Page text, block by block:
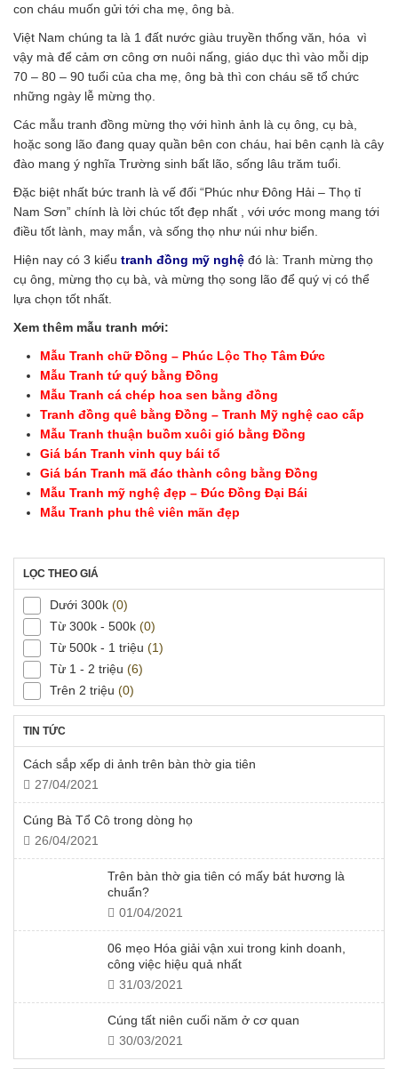
con cháu muốn gửi tới cha mẹ, ông bà.
Việt Nam chúng ta là 1 đất nước giàu truyền thống văn, hóa vì
vậy mà để cảm ơn công ơn nuôi nấng, giáo dục thì vào mỗi dịp
70 – 80 – 90 tuổi của cha mẹ, ông bà thì con cháu sẽ tổ chức
những ngày lễ mừng thọ.
Các mẫu tranh đồng mừng thọ với hình ảnh là cụ ông, cụ bà,
hoặc song lão đang quay quần bên con cháu, hai bên cạnh là cây
đào mang ý nghĩa Trường sinh bất lão, sống lâu trăm tuổi.
Đặc biệt nhất bức tranh là vế đối “Phúc như Đông Hải – Thọ tỉ
Nam Sơn” chính là lời chúc tốt đẹp nhất , với ước mong mang tới
điều tốt lành, may mắn, và sống thọ như núi như biển.
Hiện nay có 3 kiểu tranh đồng mỹ nghệ đó là: Tranh mừng thọ
cụ ông, mừng thọ cụ bà, và mừng thọ song lão để quý vị có thể
lựa chọn tốt nhất.
Xem thêm mẫu tranh mới:
Mẫu Tranh chữ Đồng – Phúc Lộc Thọ Tâm Đức
Mẫu Tranh tứ quý bằng Đồng
Mẫu Tranh cá chép hoa sen bằng đồng
Tranh đồng quê bằng Đồng – Tranh Mỹ nghệ cao cấp
Mẫu Tranh thuận buồm xuôi gió bằng Đồng
Giá bán Tranh vinh quy bái tổ
Giá bán Tranh mã đáo thành công bằng Đồng
Mẫu Tranh mỹ nghệ đẹp – Đúc Đồng Đại Bái
Mẫu Tranh phu thê viên mãn đẹp
LỌC THEO GIÁ
Dưới 300k (0)
Từ 300k - 500k (0)
Từ 500k - 1 triệu (1)
Từ 1 - 2 triệu (6)
Trên 2 triệu (0)
TIN TỨC
Cách sắp xếp di ảnh trên bàn thờ gia tiên
27/04/2021
Cúng Bà Tổ Cô trong dòng họ
26/04/2021
Trên bàn thờ gia tiên có mấy bát hương là
chuẩn?
01/04/2021
06 mẹo Hóa giải vận xui trong kinh doanh,
công việc hiệu quả nhất
31/03/2021
Cúng tất niên cuối năm ở cơ quan
30/03/2021